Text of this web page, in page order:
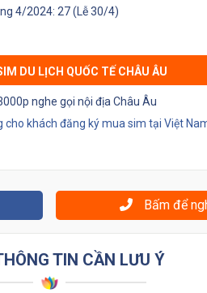
4/2024: 27 (Lễ 30/4)
DU LỊCH QUỐC TẾ CHÂU ÂU
nghe gọi nội địa Châu Âu
cho khách đăng ký mua sim tại Việt
Bấm để
TIN CẦN LƯU Ý